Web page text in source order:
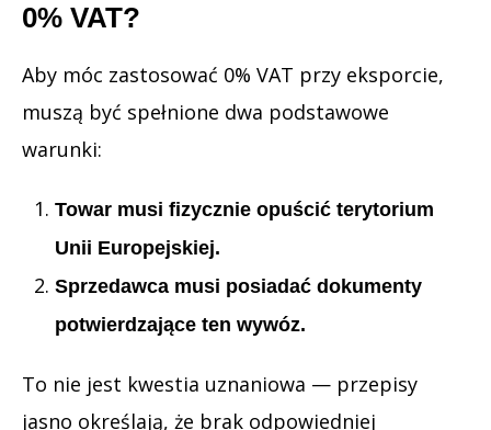
0% VAT?
Aby móc zastosować 0% VAT przy eksporcie,
muszą być spełnione dwa podstawowe
warunki:
Towar musi fizycznie opuścić terytorium
Unii Europejskiej.
Sprzedawca musi posiadać dokumenty
potwierdzające ten wywóz.
To nie jest kwestia uznaniowa — przepisy
jasno określają, że brak odpowiedniej